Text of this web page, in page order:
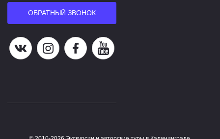
ОБРАТНЫЙ ЗВОНОК
Наша группа в ВК
Наша страница в Instagram
Наша группа в Facebook
Наш канал на YouTube